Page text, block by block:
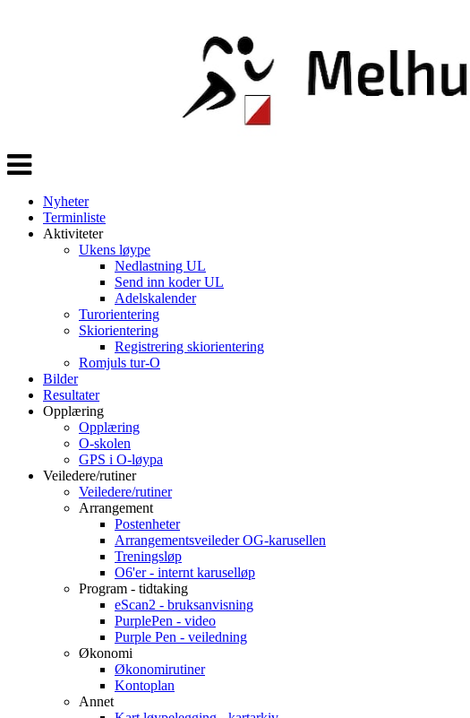
Veksle
navigasjon
Nyheter
Terminliste
Aktiviteter
Ukens løype
Nedlastning UL
Send inn koder UL
Adelskalender
Turorientering
Skiorientering
Registrering skiorientering
Romjuls tur-O
Bilder
Resultater
Opplæring
Opplæring
O-skolen
GPS i O-løypa
Veiledere/rutiner
Veiledere/rutiner
Arrangement
Postenheter
Arrangementsveileder OG-karusellen
Treningsløp
O6'er - internt karuselløp
Program - tidtaking
eScan2 - bruksanvisning
PurplePen - video
Purple Pen - veiledning
Økonomi
Økonomirutiner
Kontoplan
Annet